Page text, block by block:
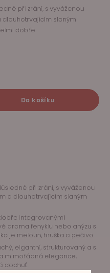
při zrání, s vyváženou
dlouhotrvajícím slaným
dobře
Do košíku
při zrání, s vyváženou
a dlouhotrvajícím slaným
integrovanými
aroma fenyklu nebo anýzu s
je meloun, hruška a pečivo.
elgantní, strukturovaný a s
mimořádná elegance,
dochuť.